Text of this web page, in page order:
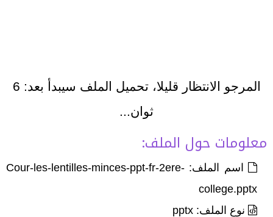
المرجو الانتظار قليلا، تحميل الملف سيبدأ بعد: 5
ثوان...
معلومات حول الملف:
اسم الملف: Cour-les-lentilles-minces-ppt-fr-2ere-
college.pptx
نوع الملف: pptx